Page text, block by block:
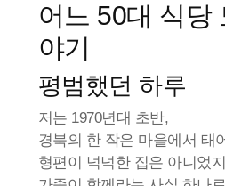
어느 50대 식당
야기
평범했던 하루
저는 1970년대 초반,
경북의 한 작은 마을에서 태
형편이 넉넉한 집은 아니었